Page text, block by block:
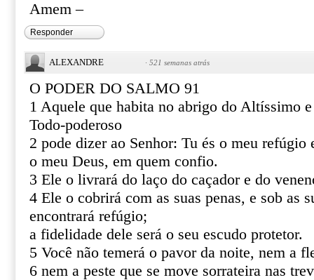
Amem –
Responder
ALEXANDRE · 521 semanas atrás
O PODER DO SALMO 91
1 Aquele que habita no abrigo do Altíssimo
Todo-poderoso
2 pode dizer ao Senhor: Tu és o meu refúgio
o meu Deus, em quem confio.
3 Ele o livrará do laço do caçador e do
4 Ele o cobrirá com as suas penas, e sob as
encontrará refúgio;
a fidelidade dele será o seu escudo protetor.
5 Você não temerá o pavor da noite, nem a
6 nem a peste que se move sorrateira nas